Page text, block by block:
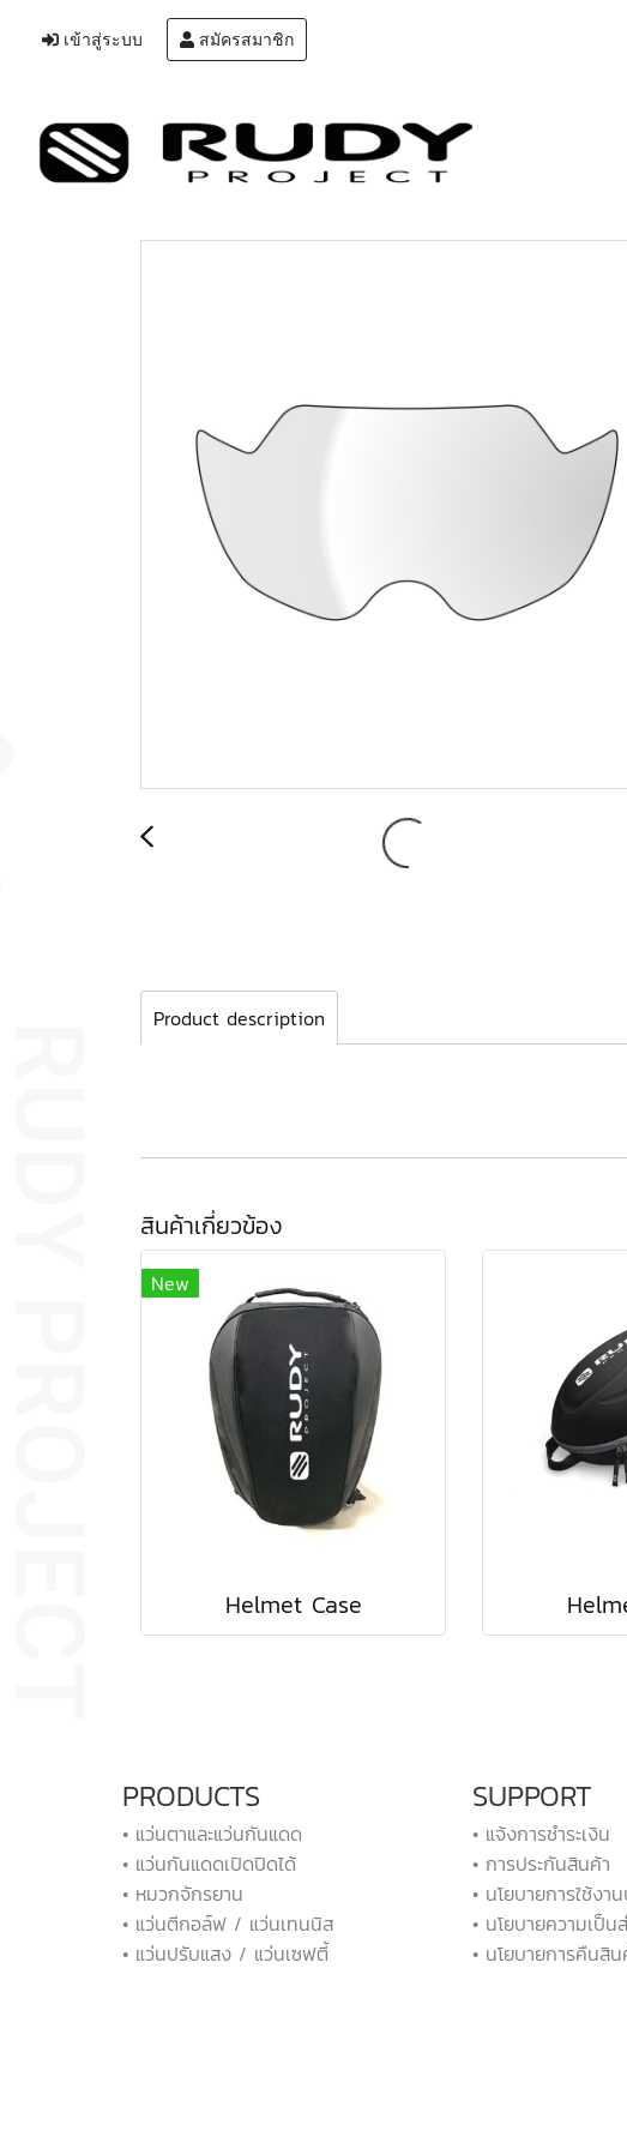
เข้าสู่ระบบ สมัครสมาชิก
Product description
สินค้าเกี่ยวข้อง
New
Helmet Case
PRODUCTS
• แว่นตาและแว่นกันแดด
• แว่นกันแดดเปิดปิดได้
• หมวกจักรยาน
• แว่นตีกอล์ฟ / แว่นเทนนิส
• แว่นปรับแสง / แว่นเซฟตี้
SUPPORT
• แจ้งการชำระเงิน
• การประกันสินค้า
• นโยบายการใช้งา
• นโยบายความเป็น
• นโยบายการคืนสิ